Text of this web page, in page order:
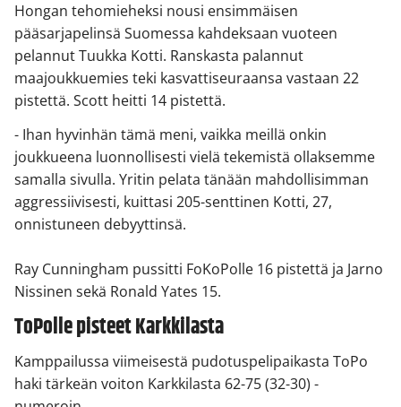
Hongan tehomieheksi nousi ensimmäisen
pääsarjapelinsä Suomessa kahdeksaan vuoteen
pelannut Tuukka Kotti. Ranskasta palannut
maajoukkuemies teki kasvattiseuraansa vastaan 22
pistettä. Scott heitti 14 pistettä.
- Ihan hyvinhän tämä meni, vaikka meillä onkin
joukkueena luonnollisesti vielä tekemistä ollaksemme
samalla sivulla. Yritin pelata tänään mahdollisimman
aggressiivisesti, kuittasi 205-senttinen Kotti, 27,
onnistuneen debyyttinsä.
Ray Cunningham pussitti FoKoPolle 16 pistettä ja Jarno
Nissinen sekä Ronald Yates 15.
ToPolle pisteet Karkkilasta
Kamppailussa viimeisestä pudotuspelipaikasta ToPo
haki tärkeän voiton Karkkilasta 62-75 (32-30) -